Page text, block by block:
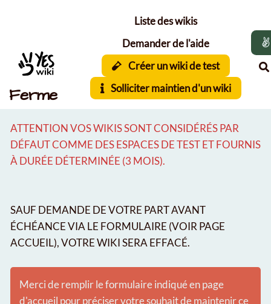
Ferme
Liste des wikis
Demander de l'aide
Créer un wiki de test
Solliciter maintien d'un wiki
ATTENTION VOS WIKIS SONT CONSIDÉRÉS PAR
DÉFAUT COMME DES ESPACES DE TEST ET FOURNIS
À DURÉE DÉTERMINÉE (3 MOIS).
SAUF DEMANDE DE VOTRE PART AVANT
ÉCHÉANCE VIA LE FORMULAIRE (VOIR PAGE
ACCUEIL), VOTRE WIKI SERA EFFACÉ.
Merci de remplir le formulaire indiqué en page
d'accueil pour préciser votre souhait de maintenir ce